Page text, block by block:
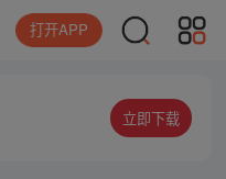
打开APP
立即下载